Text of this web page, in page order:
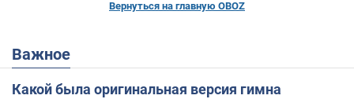
Вернуться на главную OBOZ
Важное
Какой была оригинальная версия гимна